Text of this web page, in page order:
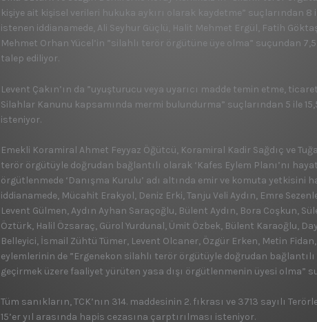
kişiye ait kişisel verileri hukuka aykırı olarak kaydetme” suçlarından 8
istenen iddianamede, Ali Seyhur Güçlü, Halit Mehmet Ergül, Fatih
Mehmet Orhan Yücel’in ”silahlı terör örgütüne üye olma” suçundan
talep ediliyor.
Levent Çakın’ın da ”uyuşturucu veya uyarıcı madde temin etme,
Silahlar Kanunu kapsamında mermi bulundurma” suçlarından 5 ile
isteniyor.
Emekli Koramiral Ahmet Feyyaz Öğütcü, Koramiral Kadir Sağdıç ve
terör örgütüyle doğrudan bağlantılı olarak ‘Kafes Eylem Planı’nı
örgütlenmede ‘Danışma Kurulu’ adı altında emir ve komuta yetkisini
iddianamede, Mücahit Erakyol, Deniz Erki, Tanju Veli Aydın, Emre
Levent Gülmen, Aydın Ayhan Saraçoğlu, Bülent Aydın, Bora Coşkun,
Öztürk, Halil Özsaraç, Gürol Yurdunal, Ümit Özbek, Bülent Karaoğlu,
Belleyici, İsmail Zühtü Tümer, Levent Olcaner, Özgür Erken, Metin
eylemlerinin de ”Ergenekon silahlı terör örgütüyle doğrudan
geçirmek üzere faaliyet yürüten yasa dışı örgütlenmenin üyesi olma”
Tüm sanıkların, TCK’nın 314. maddesinin 2. fıkrası ve 3713 sayılı
15’er yıl arasında hapis cezasına çarptırılması isteniyor.